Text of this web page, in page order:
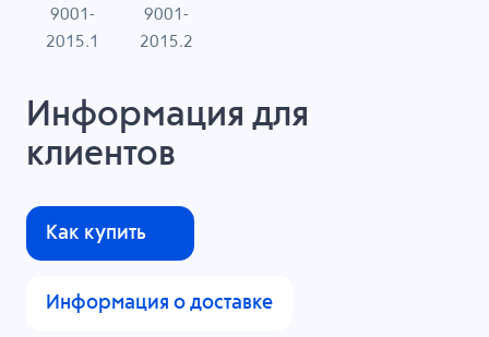
9001-
2015.1
9001-
2015.2
Информация для
клиентов
Как купить
Информация о доставке